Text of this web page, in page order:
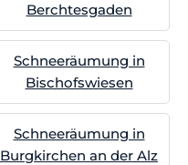
Berchtesgaden
Schneeräumung in
Bischofswiesen
Schneeräumung in
Burgkirchen an der Alz